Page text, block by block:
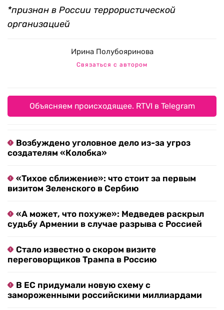
*признан в России террористической
организацией
Ирина Полубояринова
Связаться с автором
Объясняем происходящее. RTVI в Telegram
Возбуждено уголовное дело из-за угроз
создателям «Колобка»
«Тихое сближение»: что стоит за первым
визитом Зеленского в Сербию
«А может, что похуже»: Медведев раскрыл
судьбу Армении в случае разрыва с Россией
Стало известно о скором визите
переговорщиков Трампа в Россию
В ЕС придумали новую схему с
замороженными российскими миллиардами